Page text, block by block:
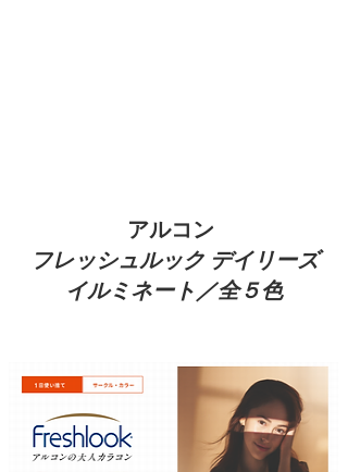
​アルコン
フレッシュルック デイリーズ
イルミネート／全５色